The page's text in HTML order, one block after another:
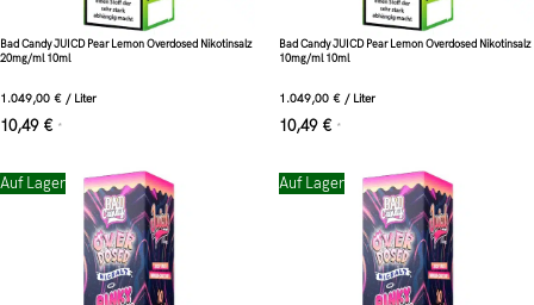
Bad Candy JUICD Pear Lemon Overdosed Nikotinsalz
20mg/ml 10ml
1.049,00 € / Liter
10,49 € *
Bad Candy JUICD Pear Lemon Overdosed Nikotinsalz
10mg/ml 10ml
1.049,00 € / Liter
10,49 € *
Auf Lager Auf Lager